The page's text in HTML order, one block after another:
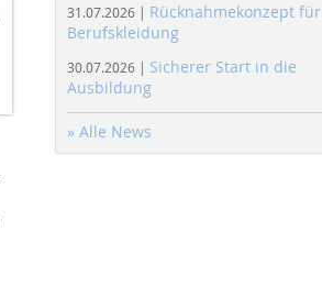
31.07.2026 | Rücknahmekonzept für
Berufskleidung
30.07.2026 | Sicherer Start in die
Ausbildung
» Alle News